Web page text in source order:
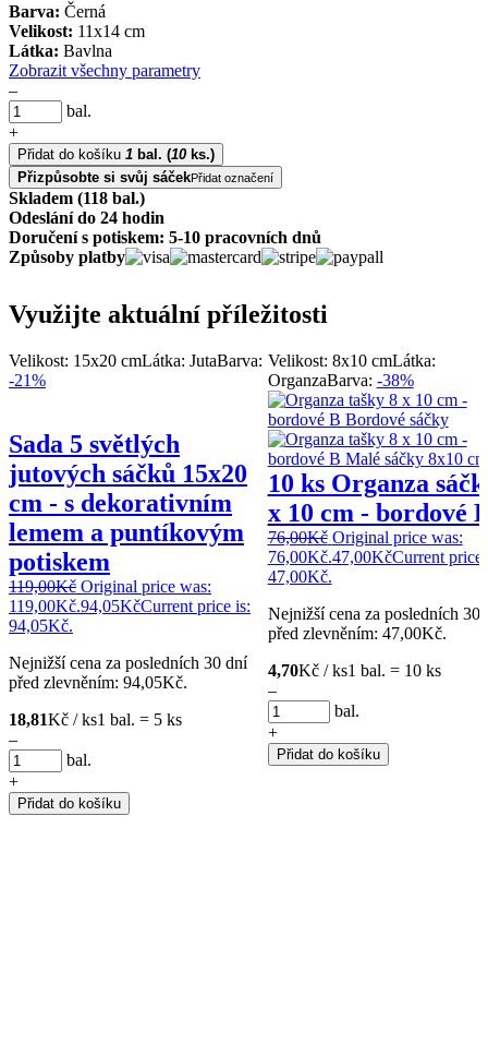
Barva: Černá
Velikost: 11x14 cm
Látka: Bavlna
Zobrazit všechny parametry
–
bal.
+
Přidat do košíku 1 bal. (10 ks.)
Přizpůsobte si svůj sáčekPřidat označení
Skladem (118 bal.)
Odeslání do 24 hodin
Doručení s potiskem: 5-10 pracovních dnů
Způsoby platby
Využijte aktuální příležitosti
Velikost: 15x20 cmLátka: JutaBarva:
-21%
Sada 5 světlých
jutových sáčků 15x20
cm - s dekorativním
lemem a puntíkovým
potiskem
119,00Kč Original price was:
119,00Kč.94,05KčCurrent price is:
94,05Kč.
Nejnižší cena za posledních 30 dní
před zlevněním: 94,05Kč.
18,81Kč / ks1 bal. = 5 ks
–
bal.
+
Přidat do košíku
Velikost: 8x10 cmLátka:
OrganzaBarva: -38%
10 ks Organza
x 10 cm - bordové
76,00Kč Original price was:
76,00Kč.47,00KčCurrent price
47,00Kč.
Nejnižší cena za posledních 30
před zlevněním: 47,00Kč.
4,70Kč / ks1 bal. = 10 ks
–
bal.
+
Přidat do košíku